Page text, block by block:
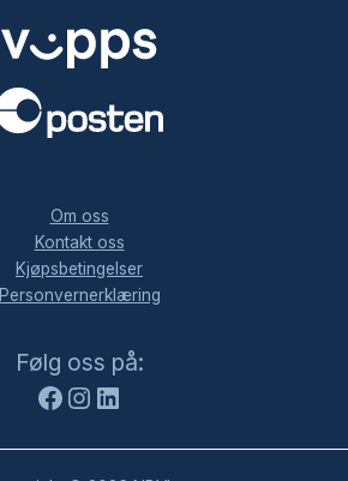
Om oss
Kontakt oss
Kjøpsbetingelser
Personvernerklæring
Følg oss på:
Facebook
Instagram
LinkedIn